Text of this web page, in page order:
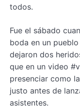
todos.
Fue el sábado
boda en un
dejaron dos
que en un video
presenciar como
justo antes de
asistentes.